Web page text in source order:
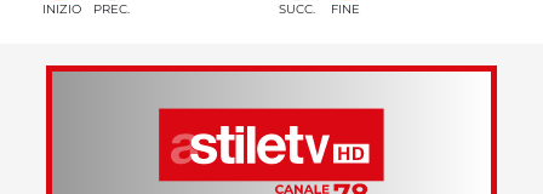
INIZIO PREC. SUCC. FINE